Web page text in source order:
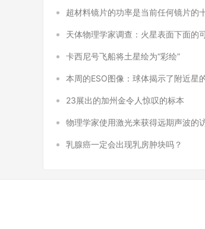
超材料镜片的功率是当前任何镜片的
天体物理学家调查：火星表面下面的
卡西尼号飞船将土星绘为“彩绘”
本周的ESO图像：球体揭示了附近星
23展出的加州金令人惊叹的标本
物理学家使用激光来获得远期声波的
乳腺癌一定会出现乳房肿块吗？